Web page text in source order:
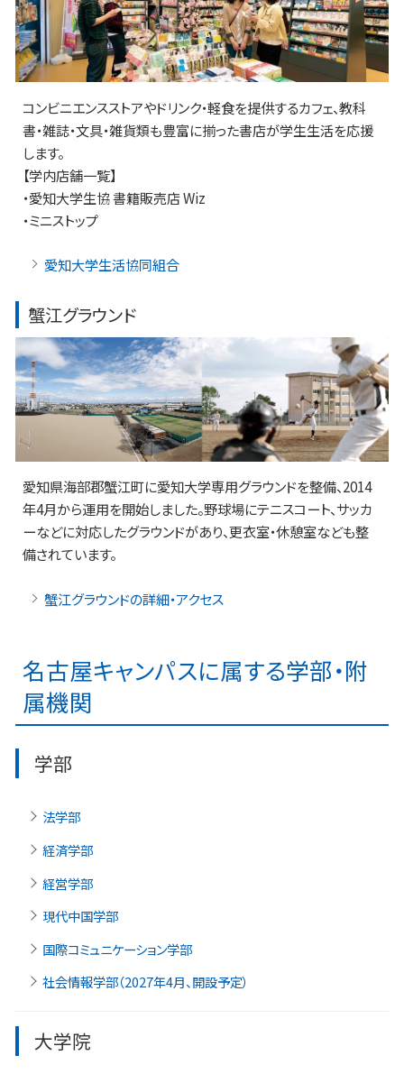
コンビニエンスストアやドリンク・軽食を提供するカフェ、教科
書・雑誌・文具・雑貨類も豊富に揃った書店が学生生活を応援
します。
【学内店舗一覧】
・愛知大学生協 書籍販売店 Wiz
・ミニストップ
愛知大学生活協同組合
蟹江グラウンド
愛知県海部郡蟹江町に愛知大学専用グラウンドを整備、2014
年4月から運用を開始しました。野球場にテニスコート、サッカ
ーなどに対応したグラウンドがあり、更衣室・休憩室なども整
備されています。
蟹江グラウンドの詳細・アクセス
名古屋キャンパスに属する学部・附
属機関
学部
法学部
経済学部
経営学部
現代中国学部
国際コミュニケーション学部
社会情報学部（2027年4月、開設予定）
大学院